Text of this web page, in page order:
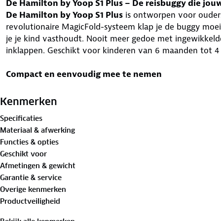
De Hamilton by Yoop S1 Plus – De reisbuggy die
De Hamilton by Yoop S1 Plus is ontworpen voor
revolutionaire MagicFold-systeem klap je de buggy
je je kind vasthoudt. Nooit meer gedoe met
inklappen. Geschikt voor kinderen van 6 maanden tot
Compact en eenvoudig mee te nemen
Met een gewicht van 7,5 kg til je hem moeiteloos op.
in de kleinste achterbakken past, zoals die van een
geen stress meer op het vliegveld – deze buggy is bij
goedgekeurd als handbagage.
Veilig en stabiel op elke ondergrond
Ouders willen niets liever dan hun kind veilig vervoeren.
puntsveiligheidsgordel met verstelbare
veringssysteem op alle wielen zorgt voor een soepele
hobbelige bospaden rent. De voetrem biedt extra
Kenmerken
Specificaties
Materiaal & afwerking
Functies & opties
Geschikt voor
Afmetingen & gewicht
Garantie & service
Overige kenmerken
Productveiligheid